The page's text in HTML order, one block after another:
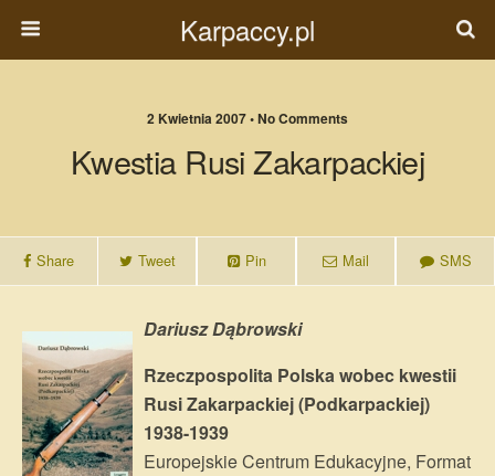
Karpaccy.pl
2 Kwietnia 2007 • No Comments
Kwestia Rusi Zakarpackiej
Share Tweet Pin Mail SMS
Dariusz Dąbrowski
Rzeczpospolita Polska wobec kwestii
Rusi Zakarpackiej (Podkarpackiej)
1938-1939
Europejskie Centrum Edukacyjne, Format